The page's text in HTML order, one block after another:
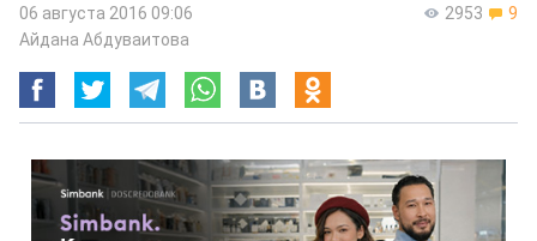
2953 9
06 августа 2016 09:06
Айдана Абдуваитова